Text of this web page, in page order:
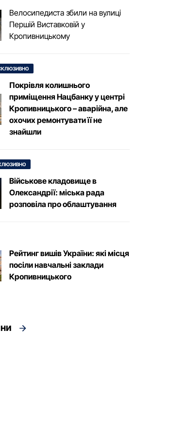
Велосипедиста збили на вулиці
Першій Виставковій у
Кропивницькому
Покрівля колишнього
приміщення Нацбанку у центрі
Кропивницького – аварійна, але
охочих ремонтувати її не
знайшли
Військове кладовище в
Олександрії: міська рада
розповіла про облаштування
Рейтинг вишів України: які місця
посіли навчальні заклади
Кропивницького